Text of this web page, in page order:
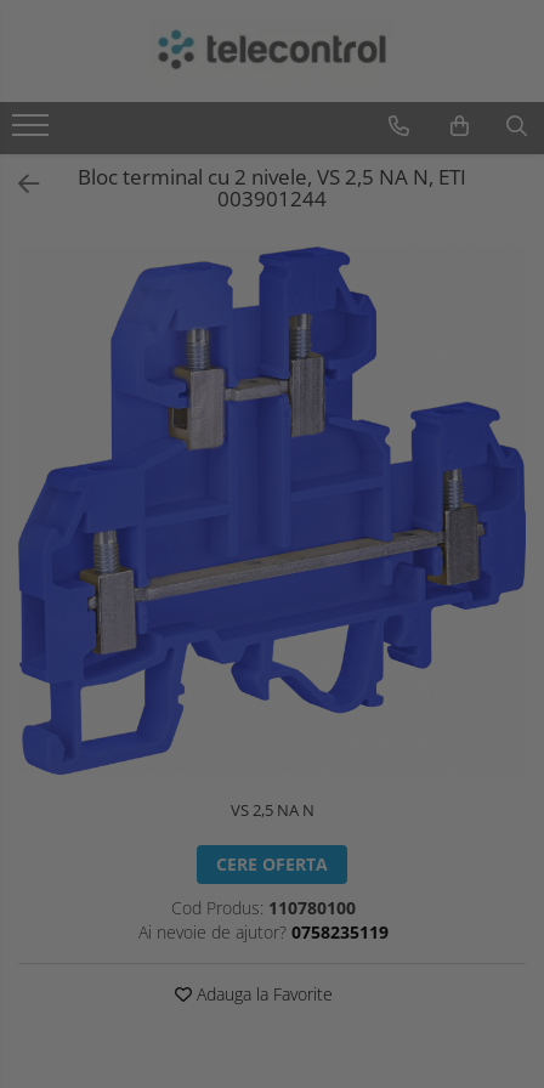
Teleco Automation
Teletask
Artsound
Bloc terminal cu 2 nivele, VS 2,5 NA N, ETI
003901244
VS 2,5 NA N
CERE OFERTA
Cod Produs: 110780100
Ai nevoie de ajutor? 0758235119
Adauga la Favorite